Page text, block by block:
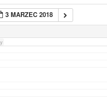
3 MARZEC 2018